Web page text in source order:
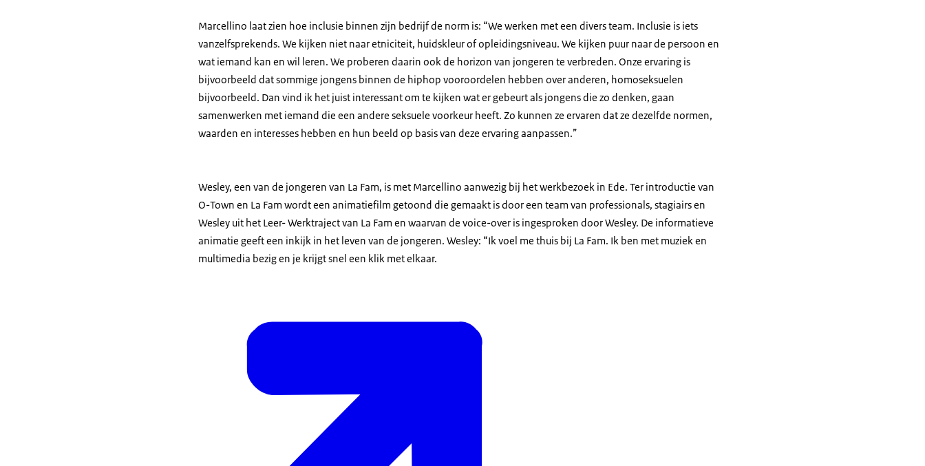
Marcellino laat zien hoe inclusie binnen zijn bedrijf de norm is: “We werken met een divers team. Inclusie is iets
vanzelfsprekends. We kijken niet naar etniciteit, huidskleur of opleidingsniveau. We kijken puur naar de persoon en
wat iemand kan en wil leren. We proberen daarin ook de horizon van jongeren te verbreden. Onze ervaring is
bijvoorbeeld dat sommige jongens binnen de hiphop vooroordelen hebben over anderen, homoseksuelen
bijvoorbeeld. Dan vind ik het juist interessant om te kijken wat er gebeurt als jongens die zo denken, gaan
samenwerken met iemand die een andere seksuele voorkeur heeft. Zo kunnen ze ervaren dat ze dezelfde normen,
waarden en interesses hebben en hun beeld op basis van deze ervaring aanpassen.”
Wesley, een van de jongeren van La Fam, is met Marcellino aanwezig bij het werkbezoek in Ede. Ter introductie van
O-Town en La Fam wordt een animatiefilm getoond die gemaakt is door een team van professionals, stagiairs en
Wesley uit het Leer- Werktraject van La Fam en waarvan de voice-over is ingesproken door Wesley. De informatieve
animatie geeft een inkijk in het leven van de jongeren. Wesley: “Ik voel me thuis bij La Fam. Ik ben met muziek en
multimedia bezig en je krijgt snel een klik met elkaar.